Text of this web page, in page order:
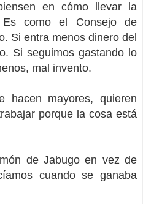
en cómo llevar la
Es como el Consejo de
Si entra menos dinero del
Si seguimos gastando lo
mal invento.
hacen mayores, quieren
porque la cosa está
de Jabugo en vez de
cuando se ganaba